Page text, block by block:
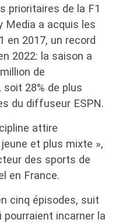
prioritaires de la F1
Media a acquis les
en 2017, un record
2022: la saison a
de
28% de plus
du diffuseur ESPN.
attire
et plus mixte »,
des sports de
en France.
cinq épisodes, suit
incarner la